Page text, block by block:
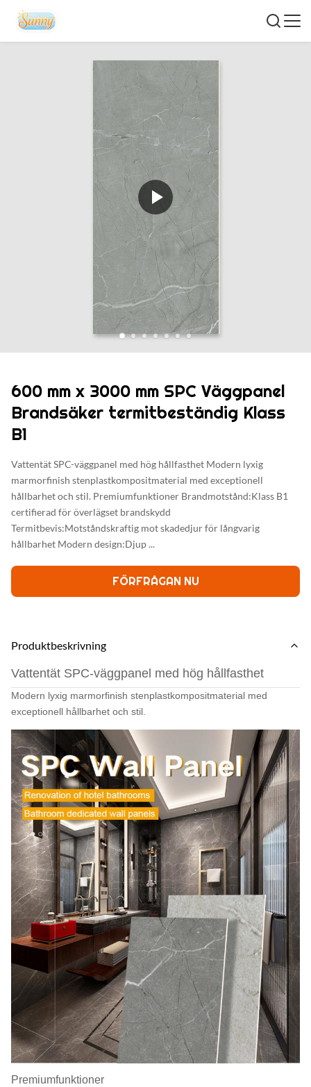
600 mm x 3000 mm SPC Väggpanel
Brandsäker termitbeständig Klass
B1
Vattentät SPC-väggpanel med hög hållfasthet Modern lyxig
marmorfinish stenplastkompositmaterial med exceptionell
hållbarhet och stil. Premiumfunktioner Brandmotstånd:Klass B1
certifierad för överlägset brandskydd
Termitbevis:Motståndskraftig mot skadedjur för långvarig
hållbarhet Modern design:Djup ...
FÖRFRÅGAN NU
Produktbeskrivning
Vattentät SPC-väggpanel med hög hållfasthet
Modern lyxig marmorfinish stenplastkompositmaterial med
exceptionell hållbarhet och stil.
Premiumfunktioner